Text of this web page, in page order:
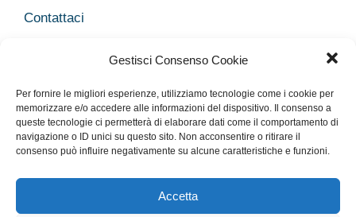
Gestisci Consenso Cookie
Per fornire le migliori esperienze, utilizziamo tecnologie come i cookie per
memorizzare e/o accedere alle informazioni del dispositivo. Il consenso a
queste tecnologie ci permetterà di elaborare dati come il comportamento di
navigazione o ID unici su questo sito. Non acconsentire o ritirare il
consenso può influire negativamente su alcune caratteristiche e funzioni.
Accetta
Contattaci
Cookie Policy
Disclaimer medico
Disconoscimento
Imprint